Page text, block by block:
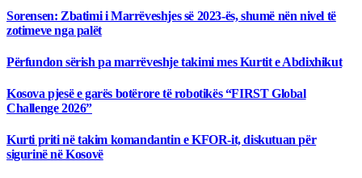
Sorensen: Zbatimi i Marrëveshjes së 2023-ës, shumë nën nivel të
zotimeve nga palët
Përfundon sërish pa marrëveshje takimi mes Kurtit e Abdixhikut
Kosova pjesë e garës botërore të robotikës “FIRST Global
Challenge 2026”
Kurti priti në takim komandantin e KFOR-it, diskutuan për
sigurinë në Kosovë